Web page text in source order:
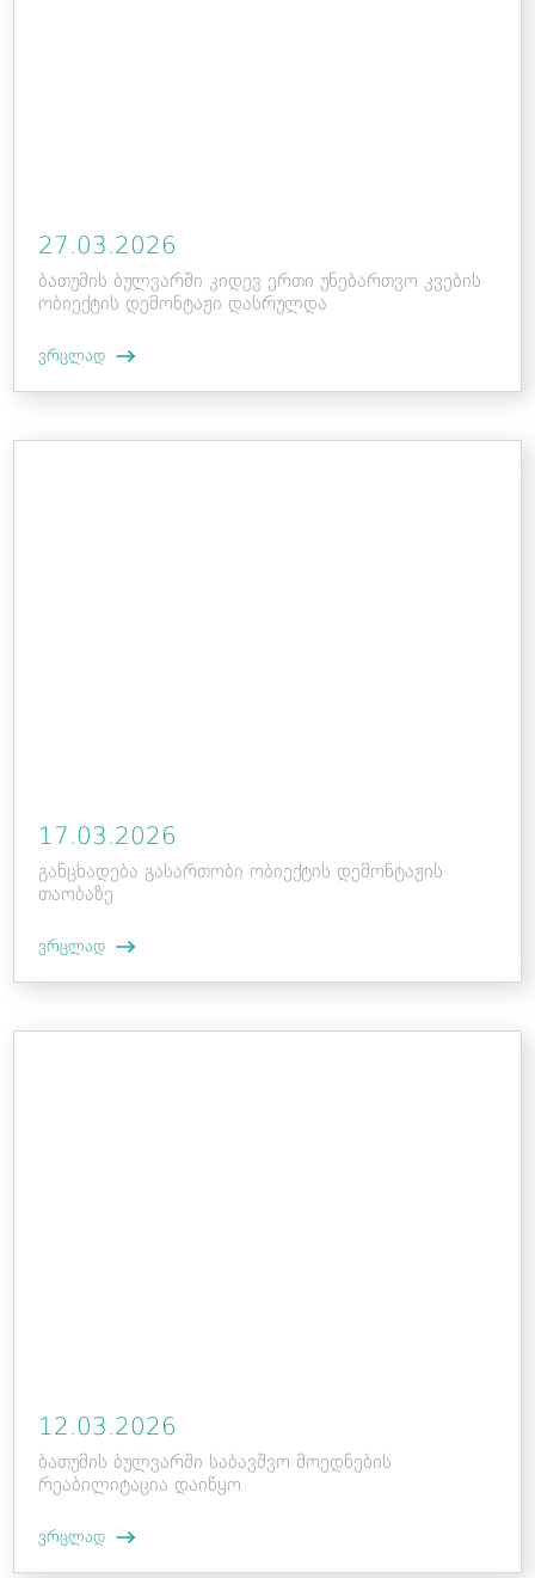
27.03.2026
ბათუმის ბულვარში კიდევ ერთი უნებართვო კვების
ობიექტის დემონტაჟი დასრულდა
ვრცლად
17.03.2026
განცხადება გასართობი ობიექტის დემონტაჟის
თაობაზე
ვრცლად
12.03.2026
ბათუმის ბულვარში საბავშვო მოედნების
რეაბილიტაცია დაიწყო
ვრცლად